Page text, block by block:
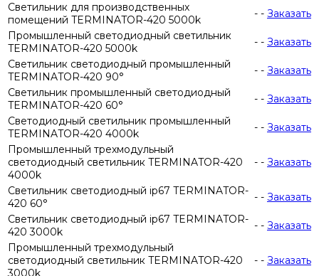
Светильник для производственных
помещений TERMINATOR-420 5000k
- - Заказать
Промышленный светодиодный светильник
TERMINATOR-420 5000k
- - Заказать
Светильник светодиодный промышленный
TERMINATOR-420 90°
- - Заказать
Светильник промышленный светодиодный
TERMINATOR-420 60°
- - Заказать
Светодиодный светильник промышленный
TERMINATOR-420 4000k
- - Заказать
Промышленный трехмодульный
светодиодный светильник TERMINATOR-420
4000k
- - Заказать
Светильник светодиодный ip67 TERMINATOR-
420 60°
- - Заказать
Светильник светодиодный ip67 TERMINATOR-
420 3000k
- - Заказать
Промышленный трехмодульный
светодиодный светильник TERMINATOR-420
3000k
- - Заказать